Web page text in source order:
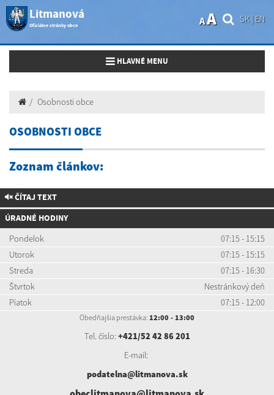
Litmanová
Oficiálne stránky obce
SK| EN
AA
Toggle navigation
HLAVNÉ MENU
Osobnosti obce
OSOBNOSTI OBCE
Zoznam článkov:
ČÍTAJ TEXT
ÚRADNÉ HODINY
Pondelok
07:15 - 15:15
Utorok
07:15 - 15:15
Streda
07:15 - 16:30
Štvrtok
Nestránkový deň
Piatok
07:15 - 12:00
Obedňajšia prestávka: 12:00 - 13:00
Tel. číslo: +421/52 42 86 201
E-mail:
podatelna@litmanova.sk